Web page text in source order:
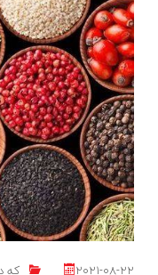
2021-08-22 که